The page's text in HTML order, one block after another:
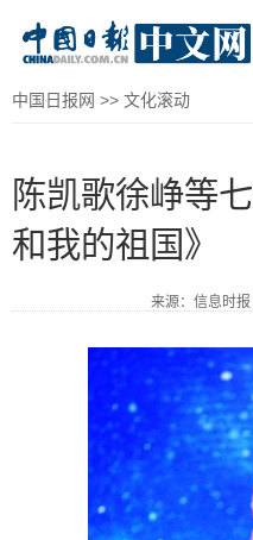
中国日报网 >> 文化滚动
陈凯歌徐峥等
和我的祖国》
来源：信息时